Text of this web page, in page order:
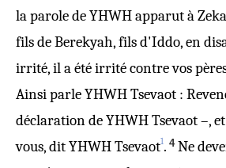
la parole de YHWH apparut à
fils de Berekyah, fils d'Iddo, en
irrité, il a été irrité contre vos
Ainsi parle YHWH Tsevaot :
déclaration de YHWH Tsevaot –,
vous, dit YHWH Tsevaot1. 4 Ne